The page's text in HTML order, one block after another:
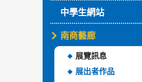
中學生網站
南商藝廊
展覽訊息
展出者作品